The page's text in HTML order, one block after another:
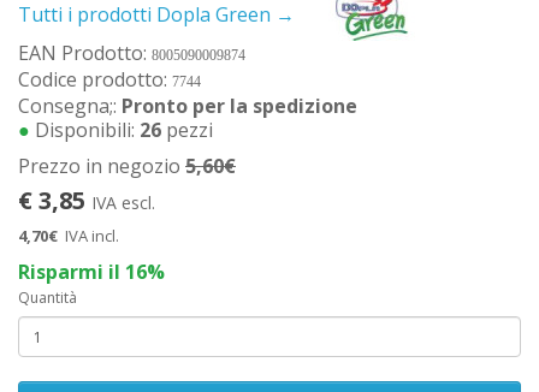
Tutti i prodotti Dopla Green →
EAN Prodotto: 8005090009874
Codice prodotto: 7744
Consegna;: Pronto per la spedizione
● Disponibili: 26 pezzi
Prezzo in negozio 5,60€
€ 3,85 IVA escl.
4,70€ IVA incl.
Risparmi il 16%
Quantità